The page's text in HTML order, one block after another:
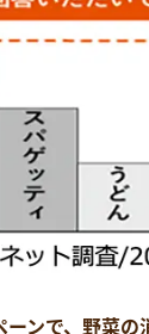
ンで、野菜の